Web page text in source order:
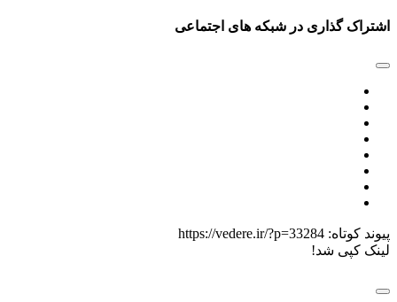
اشتراک گذاری در شبکه های اجتماعی
پیوند کوتاه: https://vedere.ir/?p=33284
لینک کپی شد!